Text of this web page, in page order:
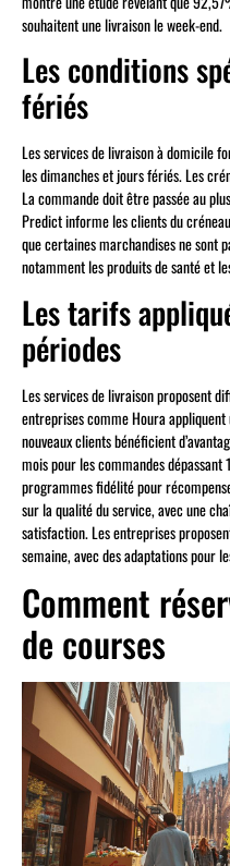
souhaitent une livraison le week-end.
Les conditions
fériés
Les services de livraison à domicile
les dimanches et jours fériés. Les
La commande doit être passée au
Predict informe les clients du
que certaines marchandises ne sont
notamment les produits de santé et
Les tarifs
périodes
Les services de livraison proposent
entreprises comme Houra
nouveaux clients bénéficient
mois pour les commandes
programmes fidélité pour
sur la qualité du service, avec une
satisfaction. Les entreprises
semaine, avec des adaptations pour
Comment
de courses